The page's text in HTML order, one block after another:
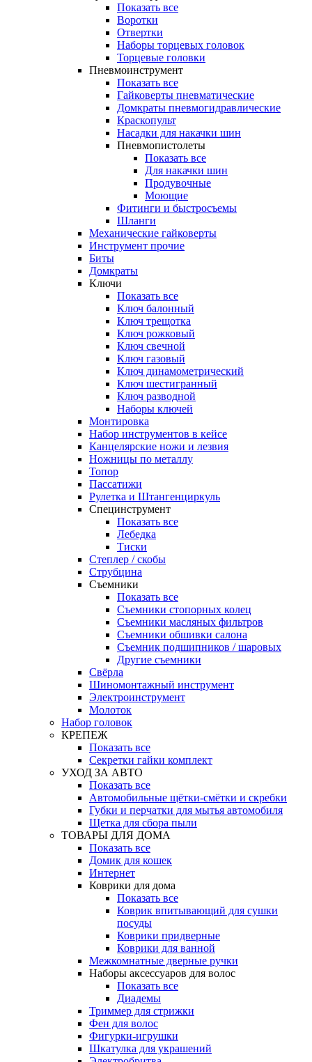
Показать все
Воротки
Отвертки
Наборы торцевых головок
Торцевые головки
Пневмоинструмент
Показать все
Гайковерты пневматические
Домкраты пневмогидравлические
Краскопульт
Насадки для накачки шин
Пневмопистолеты
Показать все
Для накачки шин
Продувочные
Моющие
Фитинги и быстросъемы
Шланги
Механические гайковерты
Инструмент прочиe
Биты
Домкраты
Ключи
Показать все
Ключ балонный
Ключ трещотка
Ключ рожковый
Ключ свечной
Ключ газовый
Ключ динамометрический
Ключ шестигранный
Ключ разводной
Наборы ключей
Монтировка
Набор инструментов в кейсе
Канцелярские ножи и лезвия
Ножницы по металлу
Топор
Пассатижи
Рулетка и Штангенциркуль
Специнструмент
Показать все
Лебедка
Тиски
Степлер / скобы
Струбцина
Съемники
Показать все
Съемники стопорных колец
Съемники масляных фильтров
Съемники обшивки салона
Съемник подшипников / шаровых
Другие съемники
Свёрла
Шиномонтажный инструмент
Электроинструмент
Молоток
Набор головок
КРЕПЕЖ
Показать все
Секретки гайки комплект
УХОД ЗА АВТО
Показать все
Автомобильные щётки-смётки и скребки
Губки и перчатки для мытья автомобиля
Щетка для сбора пыли
ТОВАРЫ ДЛЯ ДОМА
Показать все
Домик для кошек
Интернет
Коврики для дома
Показать все
Коврик впитывающий для сушки
посуды
Коврики придверные
Коврики для ванной
Межкомнатные дверные ручки
Наборы аксессуаров для волос
Показать все
Диадемы
Триммер для стрижки
Фен для волос
Фигурки-игрушки
Шкатулка для украшений